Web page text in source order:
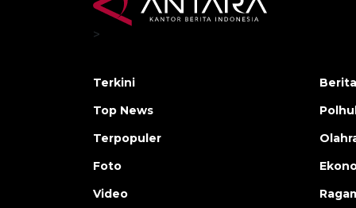
>
Terkini
Top News
Terpopuler
Foto
Video